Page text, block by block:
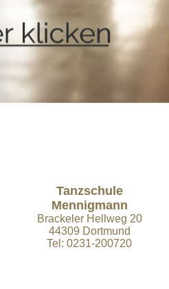
Tanzschule
Mennigmann
Brackeler Hellweg 20
44309 Dortmund
Tel: 0231-200720